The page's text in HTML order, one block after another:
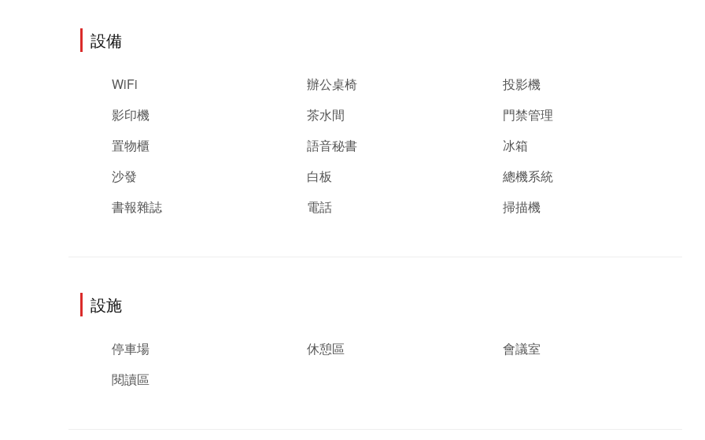
設備
WiFi 辦公桌椅
投影機
影印機
茶水間
門禁管理
置物櫃
語音秘書
冰箱
沙發
白板
總機系統
書報雜誌
電話 掃描機
設施
停車場 休憩區
會議室
閱讀區